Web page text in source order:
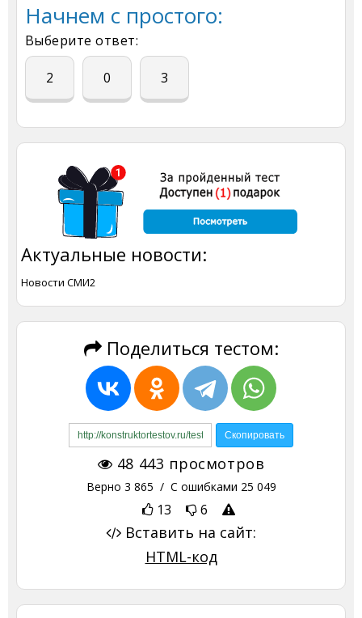
Начнем с простого:
Выберите ответ:
2 0 3
Актуальные новости:
Новости СМИ2
Поделиться тестом:
48 443 просмотров
Верно 3 865 / С ошибками 25 049
13 6
Вставить на сайт:
HTML-код